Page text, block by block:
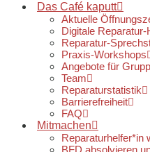
Das Café kaputt
Aktuelle
Digitale Reparatur-
Reparatur-
Praxis-Workshops
Angebote für
Team
Reparaturstatistik
Barrierefreiheit
FAQ
Mitmachen
Reparaturhelfer*in
BFD absolvieren